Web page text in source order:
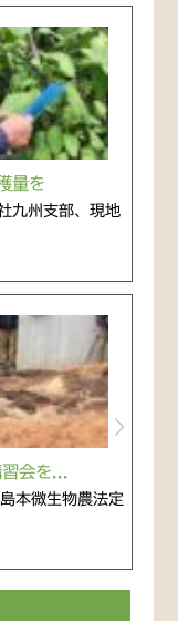
量を
九州支部、現地
会を...
本微生物農法定